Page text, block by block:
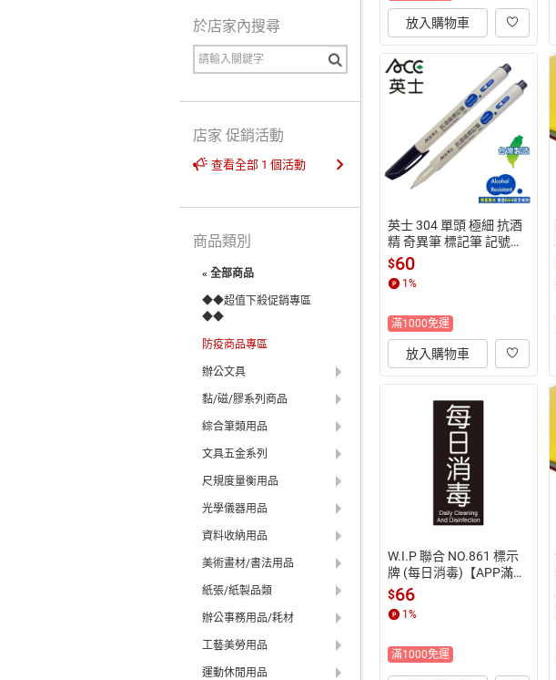
放入購物車
英士 304 單頭 極細 抗酒
精 奇異筆 標記筆 記號筆
(可抗75%酒精) (醫院、
實驗室專用)【APP滿額
下單10%點數(單一帳號
$60
1%
滿1000免運
放入購物車
W.I.P 聯合 NO.861 標示
牌 (每日消毒)【APP滿額
下單10%點數(單一帳號
最高1500點)】8/31止
$66
1%
滿1000免運
於店家內搜尋
店家 促銷活動
查看全部 1 個活動
商品類別
« 全部商品
◆◆超值下殺促銷專區
◆◆
防疫商品專區
辦公文具
黏/磁/膠系列商品
綜合筆類用品
文具五金系列
尺規度量衡用品
光學儀器用品
資料收納用品
美術畫材/書法用品
紙張/紙製品類
辦公事務用品/耗材
工藝美勞用品
運動休閒用品